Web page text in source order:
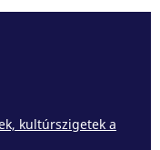
kultúrszigetek a